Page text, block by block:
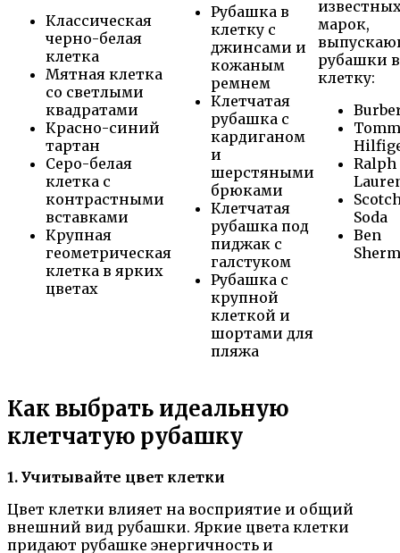
Классическая
черно-белая
клетка
Мятная клетка
со светлыми
квадратами
Красно-синий
тартан
Серо-белая
клетка с
контрастными
вставками
Крупная
геометрическая
клетка в ярких
цветах
Рубашка в
клетку с
джинсами и
кожаным
ремнем
Клетчатая
рубашка с
кардиганом
и
шерстяными
брюками
Клетчатая
рубашка под
пиджак с
галстуком
Рубашка с
крупной
клеткой и
шортами для
пляжа
марок,
рубашки в
клетку:
Ralph
Soda
Ben
Как выбрать идеальную
клетчатую рубашку
1. Учитывайте цвет клетки
Цвет клетки влияет на восприятие и общий
внешний вид рубашки. Яркие цвета клетки
придают рубашке энергичность и